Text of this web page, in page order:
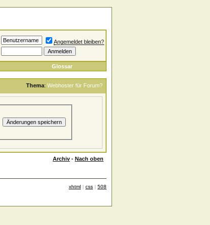
Angemeldet bleiben?
Glossar
Thema: Webhoster für Forum?
Archiv - Nach oben
xhtml | css | 508